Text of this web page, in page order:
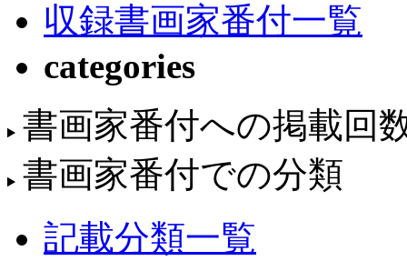
収録書画家番付一覧
categories
書画家番付への掲載回
書画家番付での分類
記載分類一覧